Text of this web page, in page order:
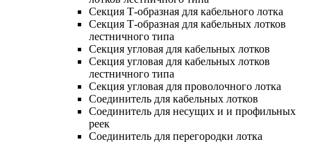
Секция Т-образная для кабельного лотка
Секция Т-образная для кабельных лотков
лестничного типа
Секция угловая для кабельных лотков
Секция угловая для кабельных лотков
лестничного типа
Секция угловая для проволочного лотка
Соединитель для кабельных лотков
Соединитель для несущих и и профильных
реек
Соединитель для перегородки лотка